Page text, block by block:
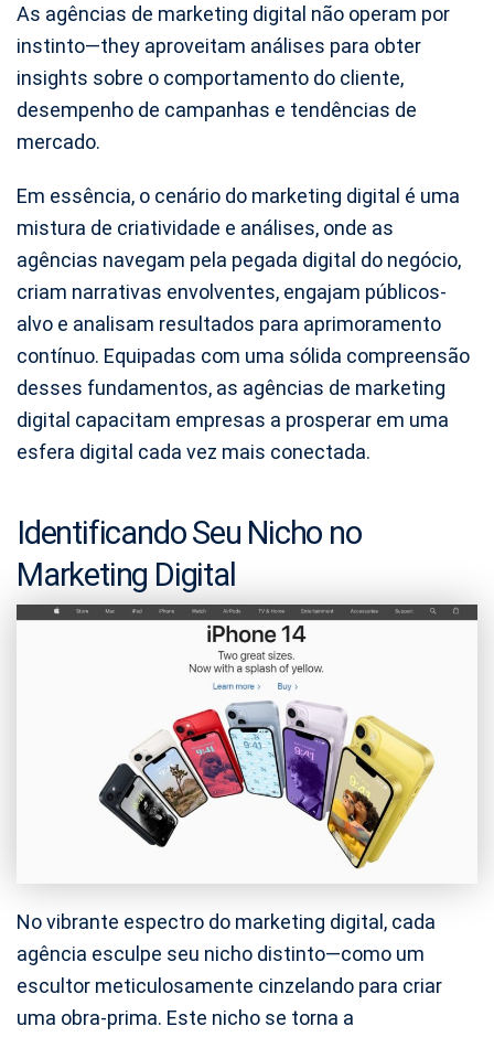
As agências de marketing digital não operam por
instinto—they aproveitam análises para obter
insights sobre o comportamento do cliente,
desempenho de campanhas e tendências de
mercado.
Em essência, o cenário do marketing digital é uma
mistura de criatividade e análises, onde as
agências navegam pela pegada digital do negócio,
criam narrativas envolventes, engajam públicos-
alvo e analisam resultados para aprimoramento
contínuo. Equipadas com uma sólida compreensão
desses fundamentos, as agências de marketing
digital capacitam empresas a prosperar em uma
esfera digital cada vez mais conectada.
Identificando Seu Nicho no
Marketing Digital
No vibrante espectro do marketing digital, cada
agência esculpe seu nicho distinto—como um
escultor meticulosamente cinzelando para criar
uma obra-prima. Este nicho se torna a